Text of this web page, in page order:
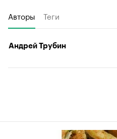
Авторы Теги
Андрей Трубин